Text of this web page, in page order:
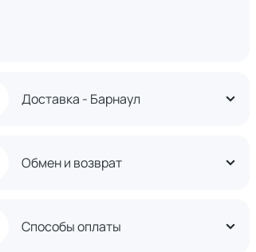
Доставка - Барнаул
Обмен и возврат
Способы оплаты